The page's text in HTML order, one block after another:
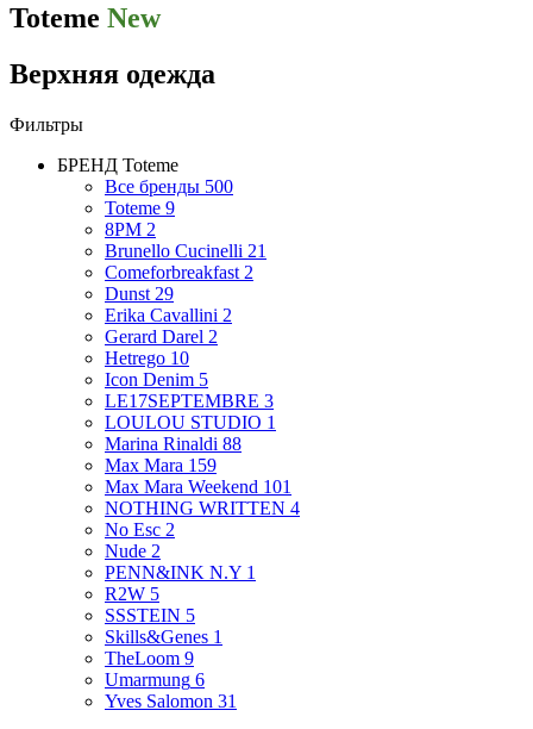
Toteme New
Верхняя одежда
Фильтры
БРЕНД Toteme
Все бренды 500
Toteme 9
8PM 2
Brunello Cucinelli 21
Comeforbreakfast 2
Dunst 29
Erika Cavallini 2
Gerard Darel 2
Hetrego 10
Icon Denim 5
LE17SEPTEMBRE 3
LOULOU STUDIO 1
Marina Rinaldi 88
Max Mara 159
Max Mara Weekend 101
NOTHING WRITTEN 4
No Esc 2
Nude 2
PENN&INK N.Y 1
R2W 5
SSSTEIN 5
Skills&Genes 1
TheLoom 9
Umarmung 6
Yves Salomon 31